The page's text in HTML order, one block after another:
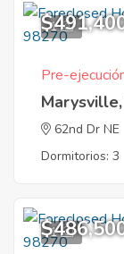
1
Pre-
62nd Dr NE
Dormitorios: 3
1